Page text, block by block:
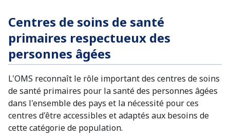
Centres de soins de santé
primaires respectueux des
personnes âgées
L'OMS reconnaît le rôle important des centres de soins
de santé primaires pour la santé des personnes âgées
dans l'ensemble des pays et la nécessité pour ces
centres d'être accessibles et adaptés aux besoins de
cette catégorie de population.